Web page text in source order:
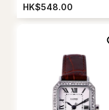
HK$548.00